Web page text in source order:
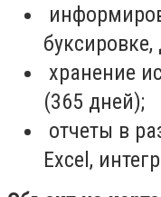
хранение
(365 дней);
отчеты в
Excel,